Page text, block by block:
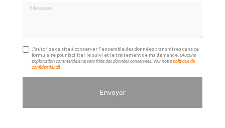
Message
J'autorise ce site à conserver l'ensemble des données transmises dans ce
formulaire pour faciliter le suivi et le traitement de ma demande.(Aucune
exploitation commerciale ne sera faite des données conservées. Voir notrepolitique de
confidentialité)